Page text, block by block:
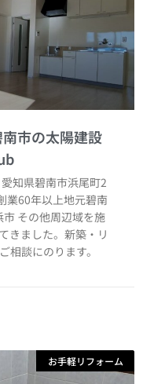
知県碧南市浜尾町2
業60年以上地元碧南
その他周辺域を施
きました。新築・リ
相談にのります。
お手軽リフォーム